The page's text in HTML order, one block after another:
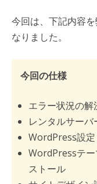
今回は、下記内容
なりました。
今回の仕様
エラー状況の解
レンタルサー
WordPress設
WordPressテ
ストール